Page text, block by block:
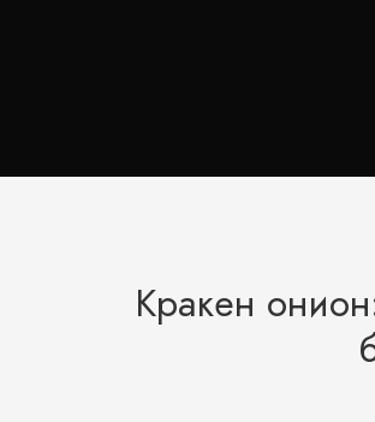
Кракен